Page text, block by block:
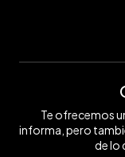
Te ofrecemos
informa, pero
de lo